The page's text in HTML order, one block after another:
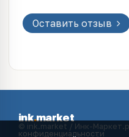
Оставить отзыв
ink.market
© ink.market / Инк-
конфиденциальности